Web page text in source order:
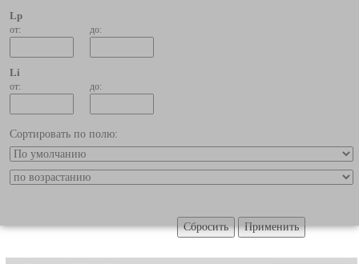
Lp
от: до:
Li
от: до:
Сортировать по полю: